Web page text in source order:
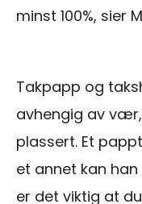
minst 100%, sier
Takpapp og
avhengig av
plassert. Et
et annet kan
er det viktig at